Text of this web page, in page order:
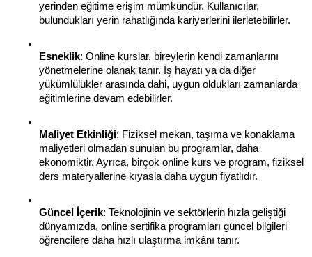
yerinden eğitime erişim mümkündür. Kullanıcılar,
bulundukları yerin rahatlığında kariyerlerini ilerletebilirler.
Esneklik: Online kurslar, bireylerin kendi zamanlarını
yönetmelerine olanak tanır. İş hayatı ya da diğer
yükümlülükler arasında dahi, uygun oldukları zamanlarda
eğitimlerine devam edebilirler.
Maliyet Etkinliği: Fiziksel mekan, taşıma ve konaklama
maliyetleri olmadan sunulan bu programlar, daha
ekonomiktir. Ayrıca, birçok online kurs ve program, fiziksel
ders materyallerine kıyasla daha uygun fiyatlıdır.
Güncel İçerik: Teknolojinin ve sektörlerin hızla geliştiği
dünyamızda, online sertifika programları güncel bilgileri
öğrencilere daha hızlı ulaştırma imkânı tanır.